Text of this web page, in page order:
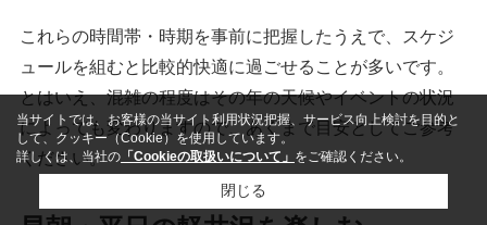
これらの時間帯・時期を事前に把握したうえで、スケジ
ュールを組むと比較的快適に過ごせることが多いです。
とはいえ、混雑の程度はその年の天候やイベントの状況
によっても変わりますので、あくまで目安としてご参考
ください。
当サイトでは、お客様の当サイト利用状況把握、サービス向上検討を目的と
して、クッキー（Cookie）を使用しています。
詳しくは、当社の 「Cookieの取扱いについて」 をご確認ください。
閉じる